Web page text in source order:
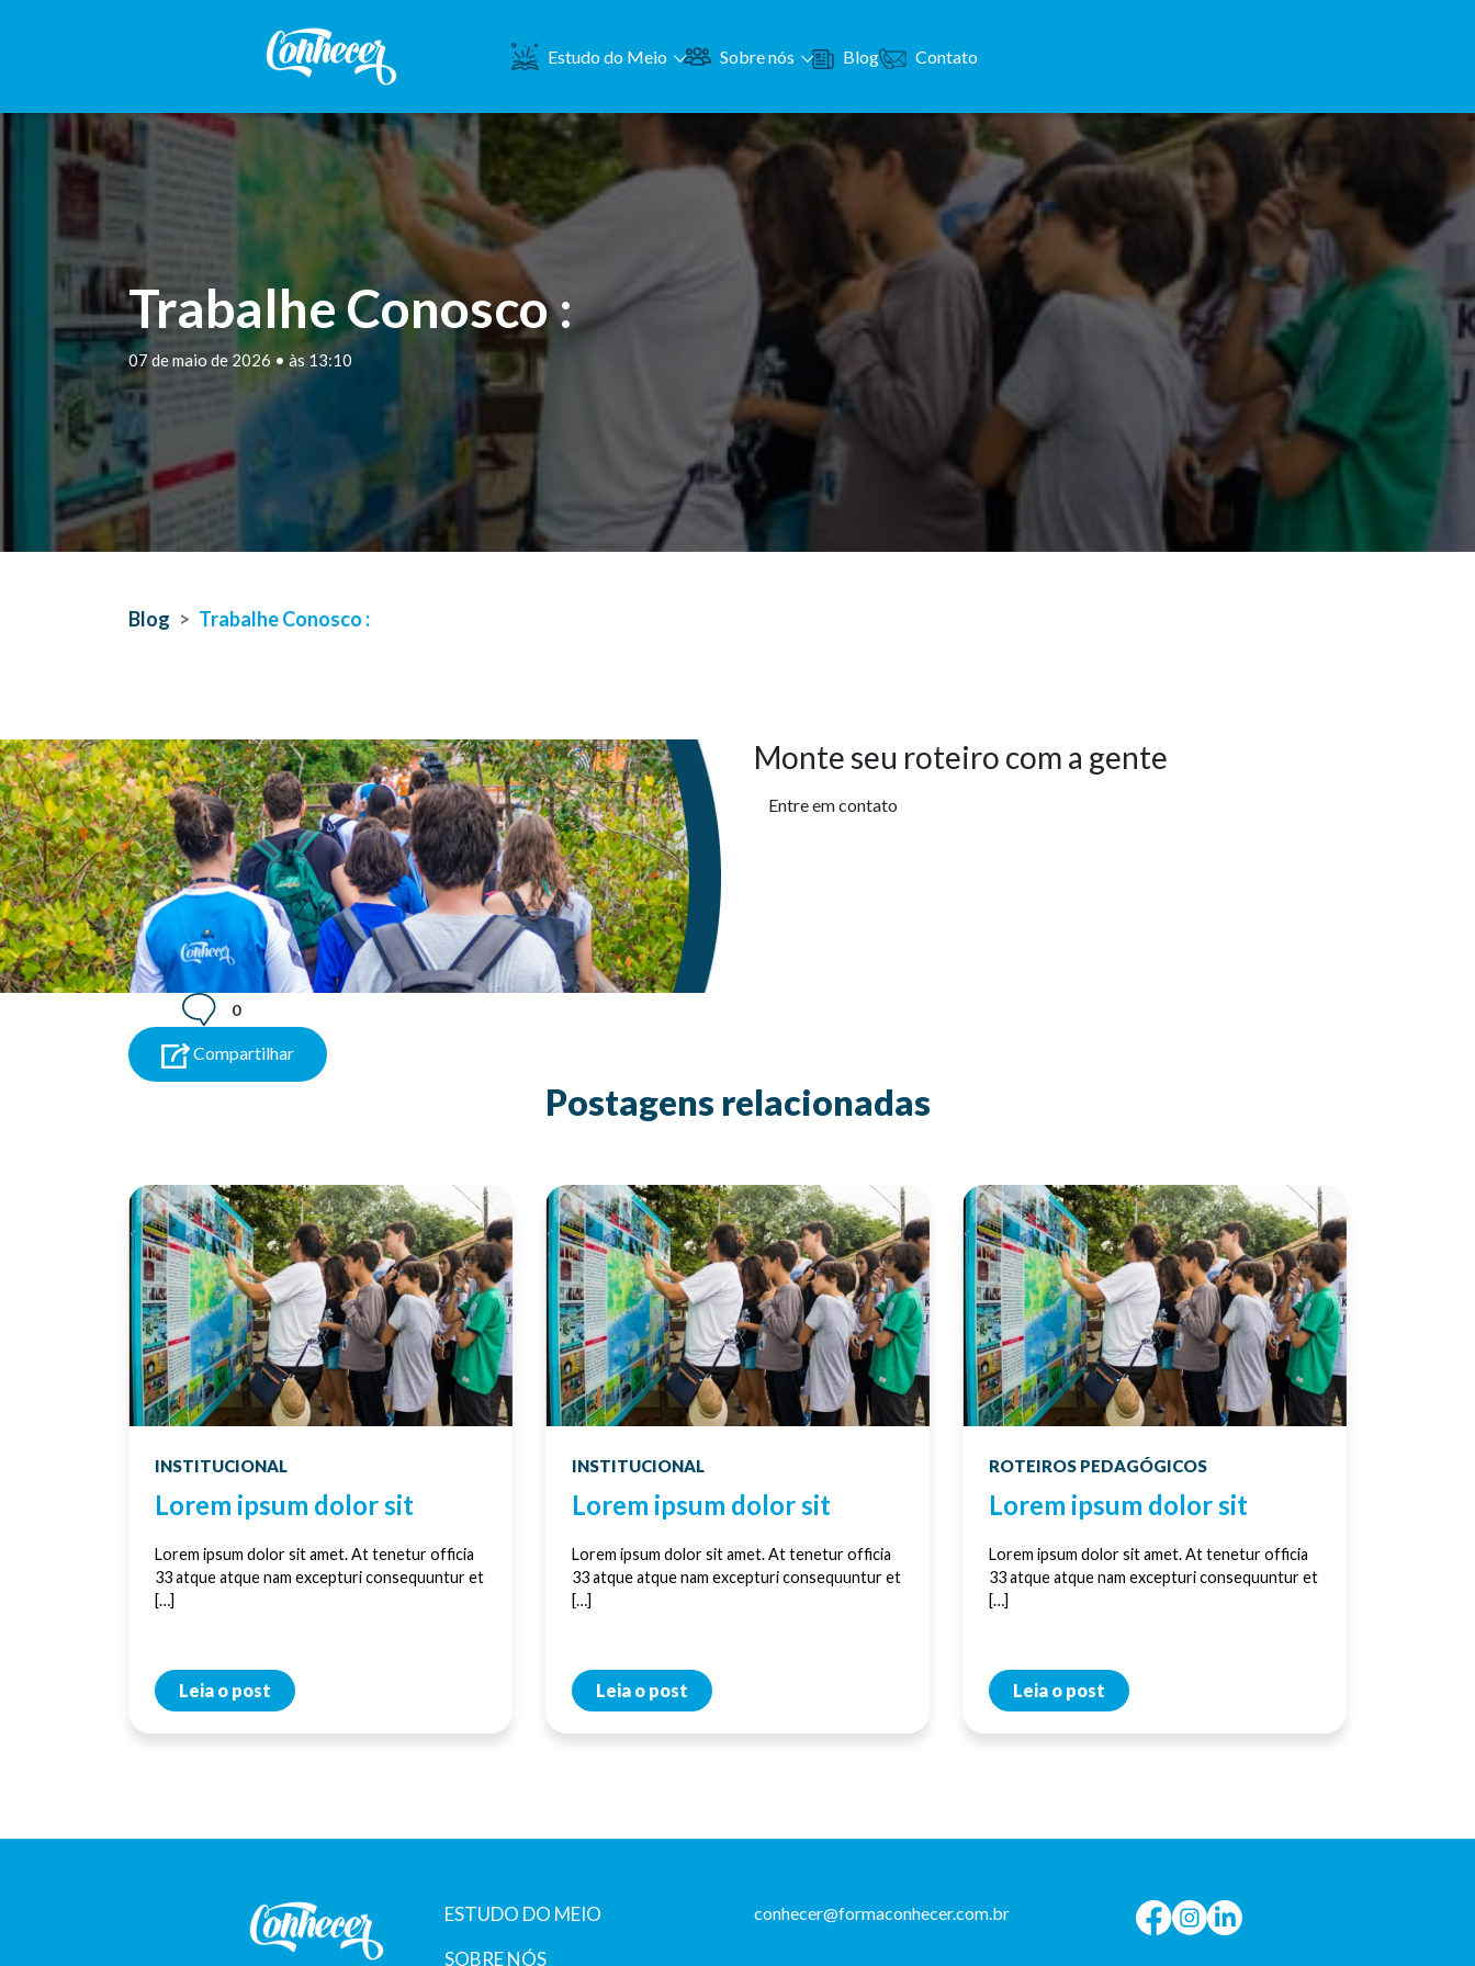
Estudo do Meio Sobre nós Blog Contato
Trabalhe Conosco :
07 de maio de 2026 • às 13:10
Blog Trabalhe Conosco :
Monte seu roteiro com a gente
Entre em contato
0
Compartilhar
Postagens relacionadas
INSTITUCIONAL
Lorem ipsum dolor sit
Lorem ipsum dolor sit amet. At tenetur officia
33 atque atque nam excepturi consequuntur et
[…]
Leia o post
INSTITUCIONAL
Lorem ipsum dolor sit
Lorem ipsum dolor sit amet. At tenetur officia
33 atque atque nam excepturi consequuntur et
[…]
Leia o post
ROTEIROS PEDAGÓGICOS
Lorem ipsum dolor sit
Lorem ipsum dolor sit amet. At tenetur officia
33 atque atque nam excepturi consequuntur et
[…]
Leia o post
ESTUDO DO MEIO
SOBRE NÓS
conhecer@formaconhecer.com.br